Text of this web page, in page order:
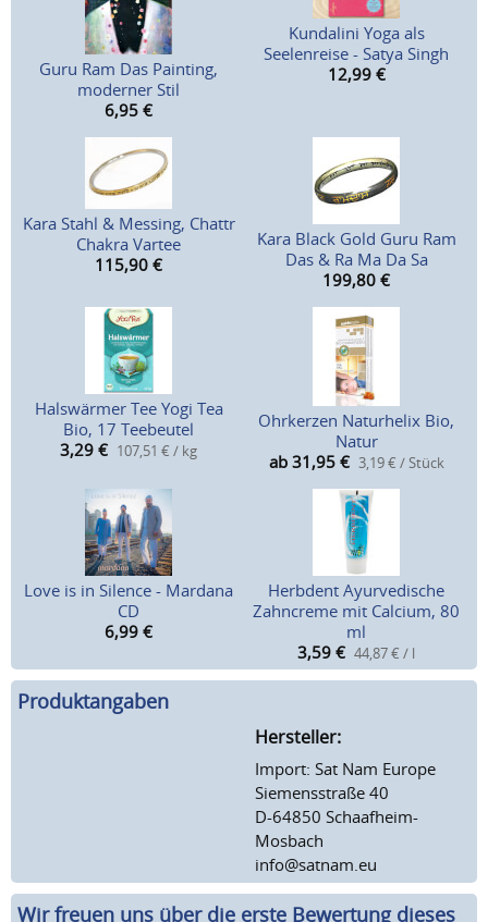
Guru Ram Das Painting,
moderner Stil
6,95 €
Kundalini Yoga als
Seelenreise - Satya Singh
12,99 €
Kara Stahl & Messing, Chattr
Chakra Vartee
115,90 €
Kara Black Gold Guru Ram
Das & Ra Ma Da Sa
199,80 €
Halswärmer Tee Yogi Tea
Bio, 17 Teebeutel
3,29 € 107,51 € / kg
Ohrkerzen Naturhelix Bio,
Natur
ab 31,95 € 3,19 € / Stück
Love is in Silence - Mardana
CD
6,99 €
Herbdent Ayurvedische
Zahncreme mit Calcium, 80
ml
3,59 € 44,87 € / l
Produktangaben
Hersteller:
Import: Sat Nam Europe
Siemensstraße 40
D-64850 Schaafheim-
Mosbach
info@satnam.eu
Wir freuen uns über die erste Bewertung dieses